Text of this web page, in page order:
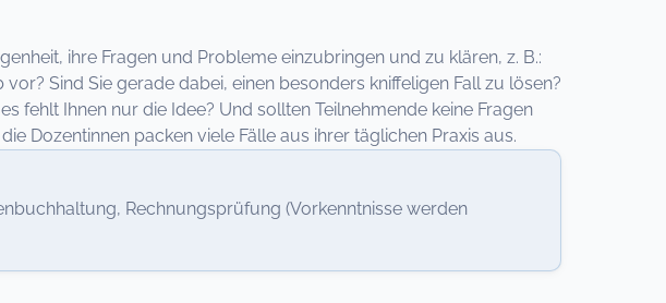
ihre Fragen und Probleme einzubringen und zu klären, z. B.:
Sind Sie gerade dabei, einen besonders kniffeligen Fall zu lösen?
fehlt Ihnen nur die Idee? Und sollten Teilnehmende keine Fragen
Dozentinnen packen viele Fälle aus ihrer täglichen Praxis aus.
Rechnungsprüfung (Vorkenntnisse werden